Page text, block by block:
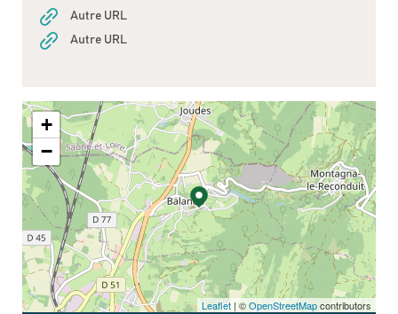
Autre URL
Autre URL
+
−
Leaflet | ©OpenStreetMapcontributors